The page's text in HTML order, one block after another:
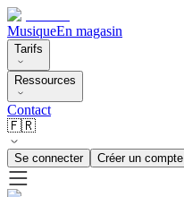
MusiqueEn magasin
Tarifs
Ressources
Contact
🇫🇷
Se connecter Créer un compte